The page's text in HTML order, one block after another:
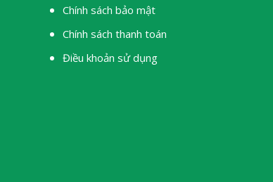
Chính sách bảo mật
Chính sách thanh toán
Điều khoản sử dụng